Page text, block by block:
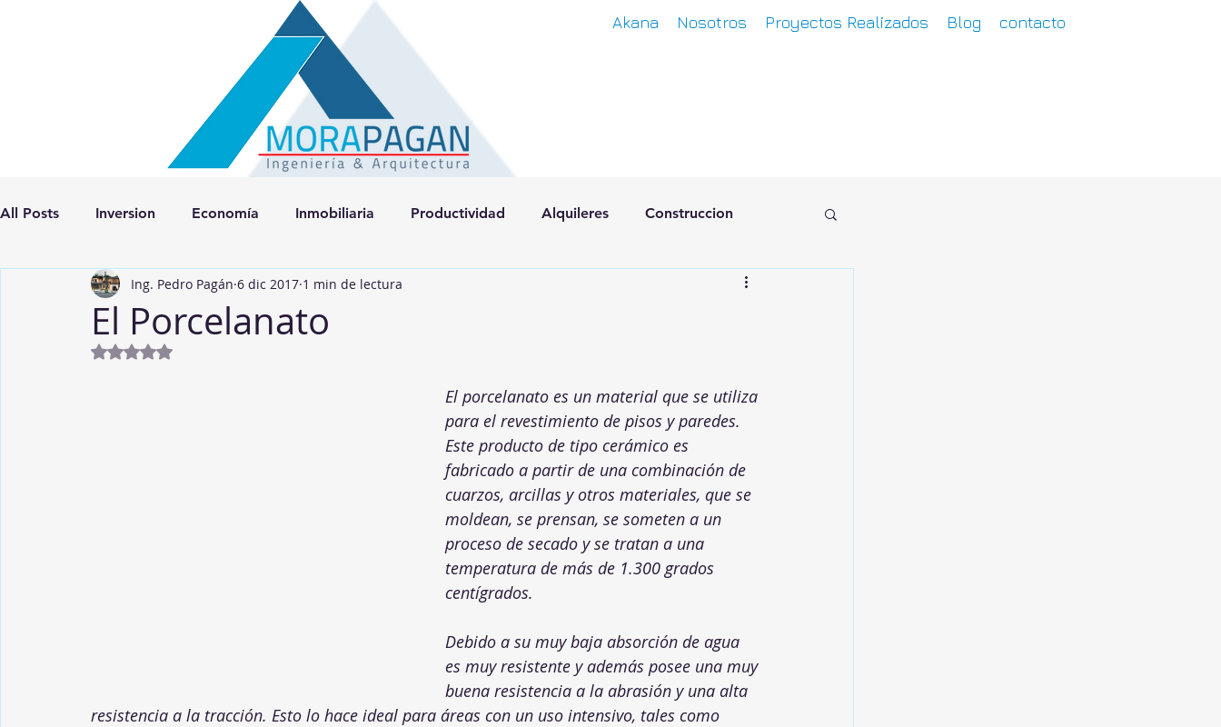
Akana Nosotros Proyectos Realizados Blog contacto
All Posts Inversion Economía Inmobiliaria Productividad Alquileres Construccion
El Porcelanato
Ing. Pedro Pagán 6 dic 2017 1 min de lectura
Obtuvo NaN de 5 estrellas.
El porcelanato es un material que se utiliza
para el revestimiento de pisos y paredes.
Este producto de tipo cerámico es
fabricado a partir de una combinación de
cuarzos, arcillas y otros materiales, que se
moldean, se prensan, se someten a un
proceso de secado y se tratan a una
temperatura de más de 1.300 grados
centígrados.
Debido a su muy baja absorción de agua
es muy resistente y además posee una muy
buena resistencia a la abrasión y una alta
resistencia a la tracción. Esto lo hace ideal para áreas con un uso intensivo, tales como